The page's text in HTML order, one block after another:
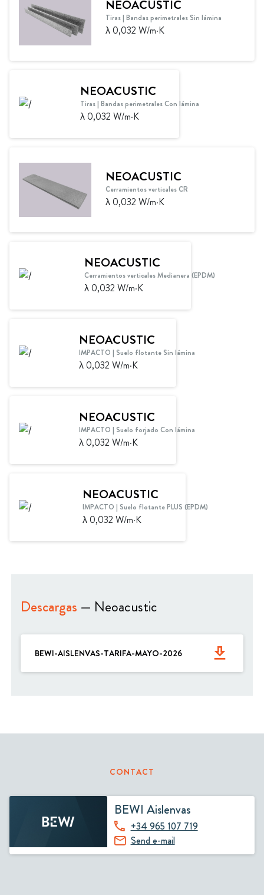
NEOACUSTIC
Tiras | Bandas perimetrales Sin lámina
λ 0,032 W/m·K
NEOACUSTIC
Tiras | Bandas perimetrales Con lámina
λ 0,032 W/m·K
NEOACUSTIC
Cerramientos verticales CR
λ 0,032 W/m·K
NEOACUSTIC
Cerramientos verticales Medianera (EPDM)
λ 0,032 W/m·K
NEOACUSTIC
IMPACTO | Suelo flotante Sin lámina
λ 0,032 W/m·K
NEOACUSTIC
IMPACTO | Suelo forjado Con lámina
λ 0,032 W/m·K
NEOACUSTIC
IMPACTO | Suelo flotante PLUS (EPDM)
λ 0,032 W/m·K
Descargas — Neoacustic
BEWI-AISLENVAS-TARIFA-MAYO-2026 get_app
CONTACT
BEWI Aislenvas
+34 965 107 719
Send e-mail